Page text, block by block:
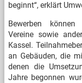
beginnt“, erklärt
Bewerben können
Vereine sowie
Kassel.
an Gebäuden, die
denen die
Jahre begonnen